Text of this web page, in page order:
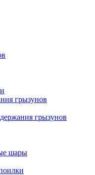
грызунов
грызунов
шары